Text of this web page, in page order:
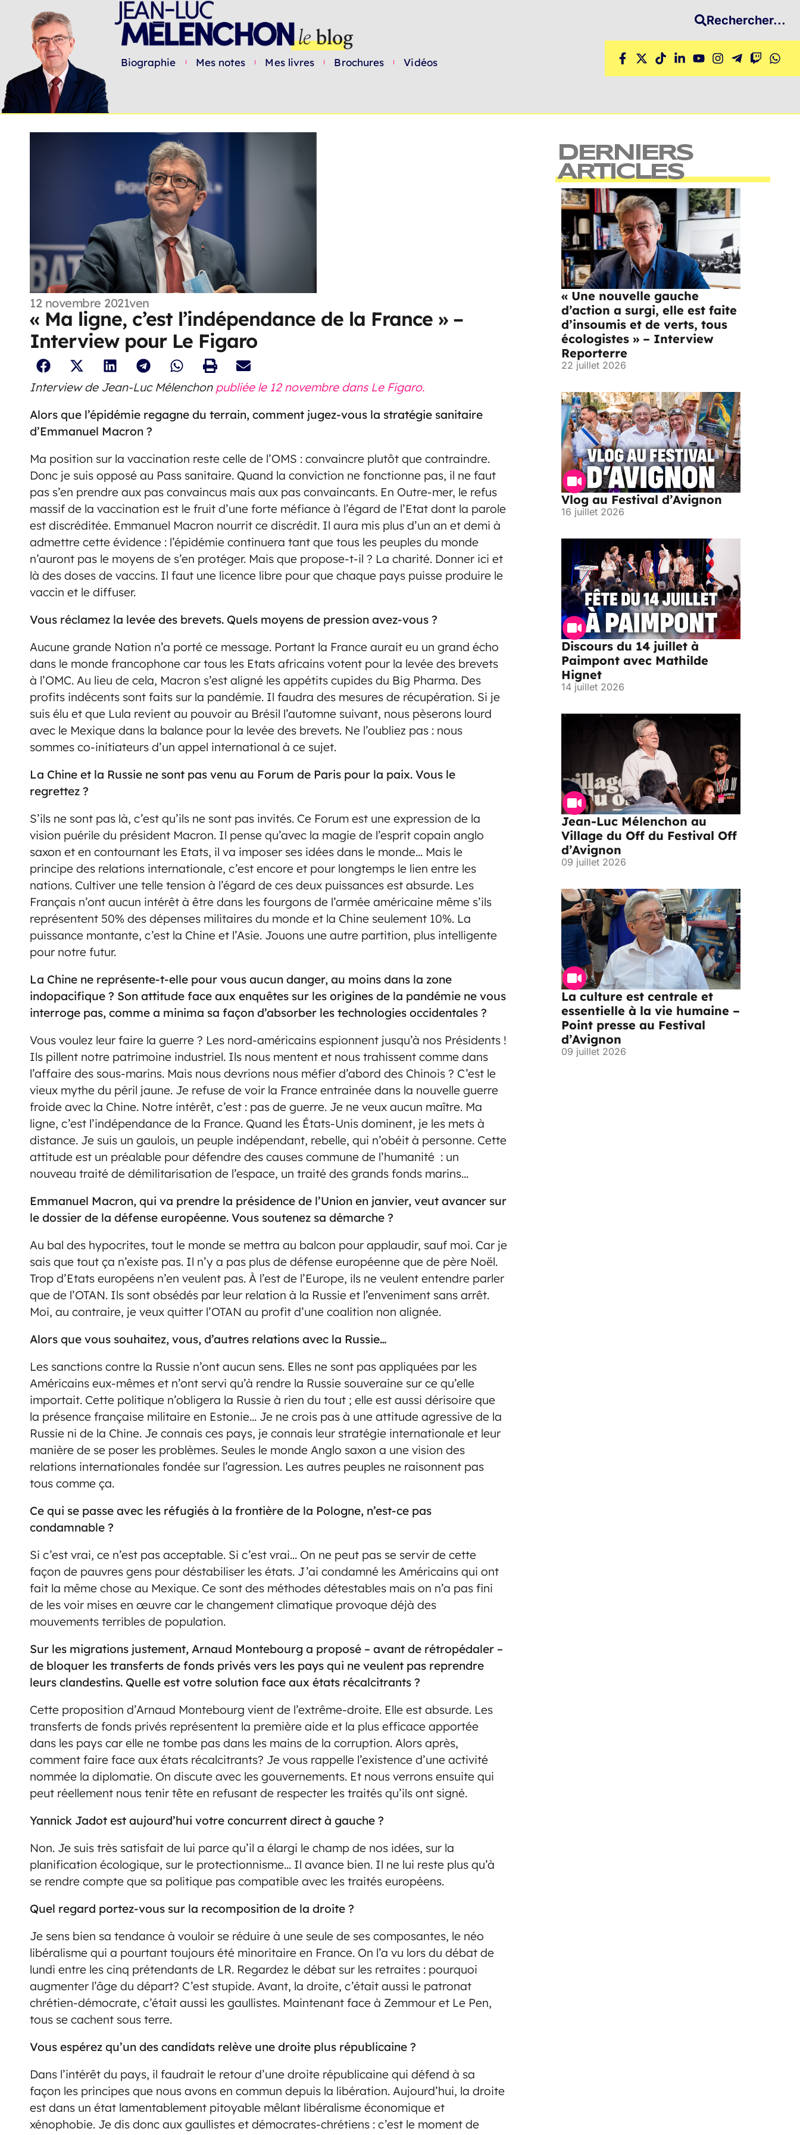
Biographie Mes notes Mes livres Brochures Vidéos
Rechercher...
12 novembre 2021ven
« Ma ligne, c’est l’indépendance de la France » –
Interview pour Le Figaro
Interview de Jean-Luc Mélenchon publiée le 12 novembre dans Le Figaro.
Alors que l’épidémie regagne du terrain, comment jugez-vous la stratégie sanitaire
d’Emmanuel Macron ?
Ma position sur la vaccination reste celle de l’OMS : convaincre plutôt que contraindre.
Donc je suis opposé au Pass sanitaire. Quand la conviction ne fonctionne pas, il ne faut
pas s’en prendre aux pas convaincus mais aux pas convaincants. En Outre-mer, le refus
massif de la vaccination est le fruit d’une forte méfiance à l’égard de l’Etat dont la parole
est discréditée. Emmanuel Macron nourrit ce discrédit. Il aura mis plus d’un an et demi à
admettre cette évidence : l’épidémie continuera tant que tous les peuples du monde
n’auront pas le moyens de s’en protéger. Mais que propose-t-il ? La charité. Donner ici et
là des doses de vaccins. Il faut une licence libre pour que chaque pays puisse produire le
vaccin et le diffuser.
Vous réclamez la levée des brevets. Quels moyens de pression avez-vous ?
Aucune grande Nation n’a porté ce message. Portant la France aurait eu un grand écho
dans le monde francophone car tous les Etats africains votent pour la levée des brevets
à l’OMC. Au lieu de cela, Macron s’est aligné les appétits cupides du Big Pharma. Des
profits indécents sont faits sur la pandémie. Il faudra des mesures de récupération. Si je
suis élu et que Lula revient au pouvoir au Brésil l’automne suivant, nous pèserons lourd
avec le Mexique dans la balance pour la levée des brevets. Ne l’oubliez pas : nous
sommes co-initiateurs d’un appel international à ce sujet.
La Chine et la Russie ne sont pas venu au Forum de Paris pour la paix. Vous le
regrettez ?
S’ils ne sont pas là, c’est qu’ils ne sont pas invités. Ce Forum est une expression de la
vision puérile du président Macron. Il pense qu’avec la magie de l’esprit copain anglo
saxon et en contournant les Etats, il va imposer ses idées dans le monde… Mais le
principe des relations internationale, c’est encore et pour longtemps le lien entre les
nations. Cultiver une telle tension à l’égard de ces deux puissances est absurde. Les
Français n’ont aucun intérêt à être dans les fourgons de l’armée américaine même s’ils
représentent 50% des dépenses militaires du monde et la Chine seulement 10%. La
puissance montante, c’est la Chine et l’Asie. Jouons une autre partition, plus intelligente
pour notre futur.
La Chine ne représente-t-elle pour vous aucun danger, au moins dans la zone
indopacifique ? Son attitude face aux enquêtes sur les origines de la pandémie ne vous
interroge pas, comme a minima sa façon d’absorber les technologies occidentales ?
Vous voulez leur faire la guerre ? Les nord-américains espionnent jusqu’à nos Présidents !
Ils pillent notre patrimoine industriel. Ils nous mentent et nous trahissent comme dans
l’affaire des sous-marins. Mais nous devrions nous méfier d’abord des Chinois ? C’est le
vieux mythe du péril jaune. Je refuse de voir la France entrainée dans la nouvelle guerre
froide avec la Chine. Notre intérêt, c’est : pas de guerre. Je ne veux aucun maître. Ma
ligne, c’est l’indépendance de la France. Quand les États-Unis dominent, je les mets à
distance. Je suis un gaulois, un peuple indépendant, rebelle, qui n’obéit à personne. Cette
attitude est un préalable pour défendre des causes commune de l’humanité : un
nouveau traité de démilitarisation de l’espace, un traité des grands fonds marins…
Emmanuel Macron, qui va prendre la présidence de l’Union en janvier, veut avancer sur
le dossier de la défense européenne. Vous soutenez sa démarche ?
Au bal des hypocrites, tout le monde se mettra au balcon pour applaudir, sauf moi. Car je
sais que tout ça n’existe pas. Il n’y a pas plus de défense européenne que de père Noël.
Trop d’Etats européens n’en veulent pas. À l’est de l’Europe, ils ne veulent entendre parler
que de l’OTAN. Ils sont obsédés par leur relation à la Russie et l’enveniment sans arrêt.
Moi, au contraire, je veux quitter l’OTAN au profit d’une coalition non alignée.
Alors que vous souhaitez, vous, d’autres relations avec la Russie…
Les sanctions contre la Russie n’ont aucun sens. Elles ne sont pas appliquées par les
Américains eux-mêmes et n’ont servi qu’à rendre la Russie souveraine sur ce qu’elle
importait. Cette politique n’obligera la Russie à rien du tout ; elle est aussi dérisoire que
la présence française militaire en Estonie… Je ne crois pas à une attitude agressive de la
Russie ni de la Chine. Je connais ces pays, je connais leur stratégie internationale et leur
manière de se poser les problèmes. Seules le monde Anglo saxon a une vision des
relations internationales fondée sur l’agression. Les autres peuples ne raisonnent pas
tous comme ça.
Ce qui se passe avec les réfugiés à la frontière de la Pologne, n’est-ce pas
condamnable ?
Si c’est vrai, ce n’est pas acceptable. Si c’est vrai… On ne peut pas se servir de cette
façon de pauvres gens pour déstabiliser les états. J’ai condamné les Américains qui ont
fait la même chose au Mexique. Ce sont des méthodes détestables mais on n’a pas fini
de les voir mises en œuvre car le changement climatique provoque déjà des
mouvements terribles de population.
Sur les migrations justement, Arnaud Montebourg a proposé – avant de rétropédaler –
de bloquer les transferts de fonds privés vers les pays qui ne veulent pas reprendre
leurs clandestins. Quelle est votre solution face aux états récalcitrants ?
Cette proposition d’Arnaud Montebourg vient de l’extrême-droite. Elle est absurde. Les
transferts de fonds privés représentent la première aide et la plus efficace apportée
dans les pays car elle ne tombe pas dans les mains de la corruption. Alors après,
comment faire face aux états récalcitrants? Je vous rappelle l’existence d’une activité
nommée la diplomatie. On discute avec les gouvernements. Et nous verrons ensuite qui
peut réellement nous tenir tête en refusant de respecter les traités qu’ils ont signé.
Yannick Jadot est aujourd’hui votre concurrent direct à gauche ?
Non. Je suis très satisfait de lui parce qu’il a élargi le champ de nos idées, sur la
planification écologique, sur le protectionnisme… Il avance bien. Il ne lui reste plus qu’à
se rendre compte que sa politique pas compatible avec les traités européens.
Quel regard portez-vous sur la recomposition de la droite ?
Je sens bien sa tendance à vouloir se réduire à une seule de ses composantes, le néo
libéralisme qui a pourtant toujours été minoritaire en France. On l’a vu lors du débat de
lundi entre les cinq prétendants de LR. Regardez le débat sur les retraites : pourquoi
augmenter l’âge du départ? C’est stupide. Avant, la droite, c’était aussi le patronat
chrétien-démocrate, c’était aussi les gaullistes. Maintenant face à Zemmour et Le Pen,
tous se cachent sous terre.
Vous espérez qu’un des candidats relève une droite plus républicaine ?
Dans l’intérêt du pays, il faudrait le retour d’une droite républicaine qui défend à sa
façon les principes que nous avons en commun depuis la libération. Aujourd’hui, la droite
est dans un état lamentablement pitoyable mêlant libéralisme économique et
xénophobie. Je dis donc aux gaullistes et démocrates-chrétiens : c’est le moment de
DERNIERS
ARTICLES
« Une nouvelle gauche
d’action a surgi, elle est faite
d’insoumis et de verts, tous
écologistes » – Interview
Reporterre
22 juillet 2026
Vlog au Festival d’Avignon
16 juillet 2026
Discours du 14 juillet à
Paimpont avec Mathilde
Hignet
14 juillet 2026
Jean-Luc Mélenchon au
Village du Off du Festival Off
d’Avignon
09 juillet 2026
La culture est centrale et
essentielle à la vie humaine –
Point presse au Festival
d’Avignon
09 juillet 2026